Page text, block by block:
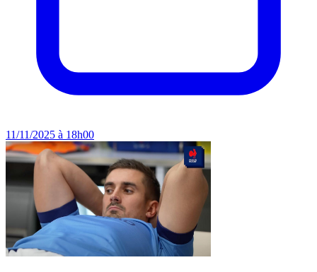
11/11/2025 à 18h00